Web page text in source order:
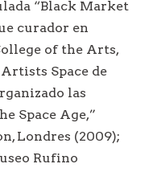
“Black Market
curador en
of the Arts,
Space de
las
Space Age,”
Londres (2009);
Rufino